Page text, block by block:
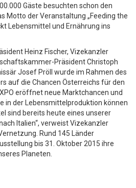
Gäste besuchten schon den
Motto der Veranstaltung „Feeding the
Lebensmittel und Ernährung ins
Heinz Fischer, Vizekanzler
Präsident Christoph
Josef Pröll wurde im Rahmen des
auf die Chancen Österreichs für den
eröffnet neue Marktchancen und
in der Lebensmittelproduktion können
sind bereits heute eines unserer
Italien“, verweist Vizekanzler
Rund 145 Länder
bis 31. Oktober 2015 ihre
Planeten.